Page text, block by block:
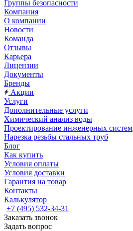
Группы безопасности
Компания
О компании
Новости
Команда
Отзывы
Карьера
Лицензии
Документы
Бренды
Акции
Услуги
Дополнительные услуги
Химический анализ воды
Проектирование инженерных систем
Нарезка резьбы стальных труб
Блог
Как купить
Условия оплаты
Условия доставки
Гарантия на товар
Контакты
Калькулятор
+7 (495) 532‑34‑31
Заказать звонок
Задать вопрос